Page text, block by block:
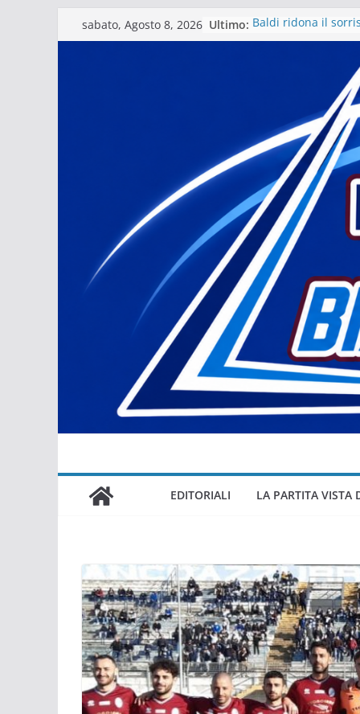
Salta
al
sabato, Agosto 8, 2026 Ultimo: Baldi ridona il
La stagione del
Il Matera 1933 al
grande futuro.
presidente
Il Bue rinasce. E
Matera – Palmese
EDITORIALI LA PARTITA VISTA